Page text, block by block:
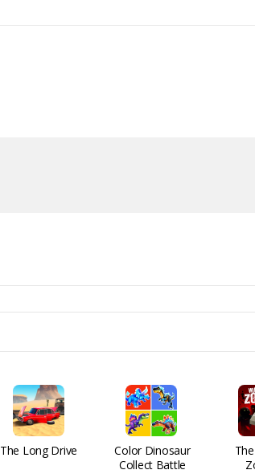
The Long Drive
Color Dinosaur
Collect Battle